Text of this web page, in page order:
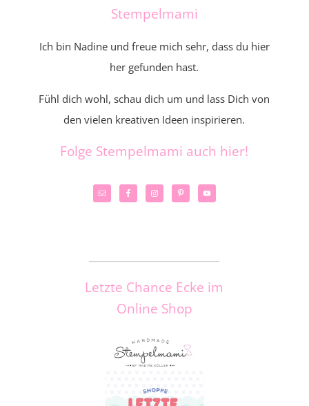
Stempelmami
Ich bin Nadine und freue mich sehr, dass du hier
her gefunden hast.
Fühl dich wohl, schau dich um und lass Dich von
den vielen kreativen Ideen inspirieren.
Folge Stempelmami auch hier!
Letzte Chance Ecke im
Online Shop